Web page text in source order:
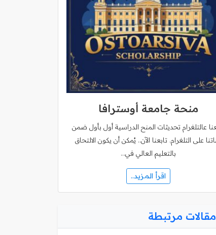
منحة جامعة أوسترافا
عالتلغرام تحديثات المنح الدراسية أول بأول ضمن
على التلغرام. تابعنا الآن.. يُمكن أن يكون الالتحاق
بالتعليم العالي في…
اقرأ المزيد..
مقالات مرتبطة